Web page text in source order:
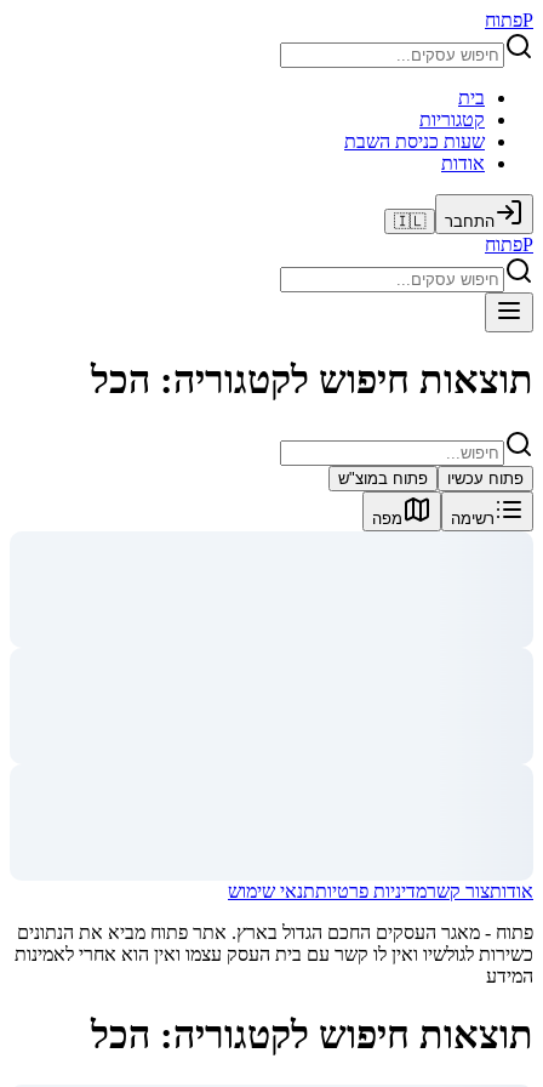
Pפתוח
בית
קטגוריות
שעות כניסת השבת
אודות
התחבר 🇮🇱
Pפתוח
תוצאות חיפוש לקטגוריה: הכל
פתוח עכשיו פתוח במוצ"ש
רשימה מפה
אודותצור קשרמדיניות פרטיותתנאי שימוש
פתוח - מאגר העסקים החכם הגדול בארץ. אתר פתוח מביא את הנתונים
כשירות לגולשיו ואין לו קשר עם בית העסק עצמו ואין הוא אחרי לאמינות
המידע
תוצאות חיפוש לקטגוריה: הכל